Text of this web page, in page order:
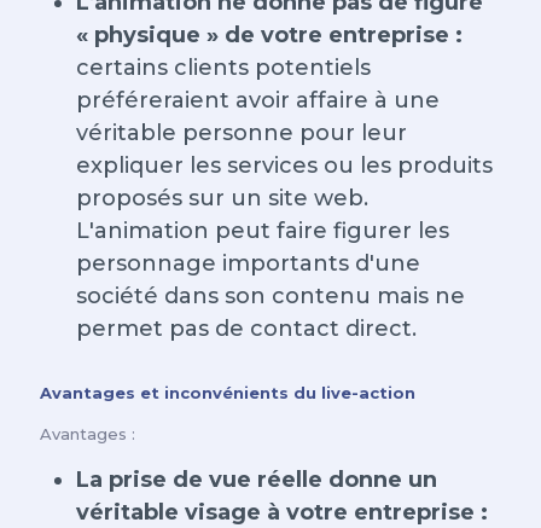
« physique » de votre entreprise :
certains clients potentiels
préféreraient avoir affaire à une
véritable personne pour leur
expliquer les services ou les produits
proposés sur un site web.
L'animation peut faire figurer les
personnage importants d'une
société dans son contenu mais ne
permet pas de contact direct.
Avantages et inconvénients du live-action
Avantages :
La prise de vue réelle donne un
véritable visage à votre entreprise :